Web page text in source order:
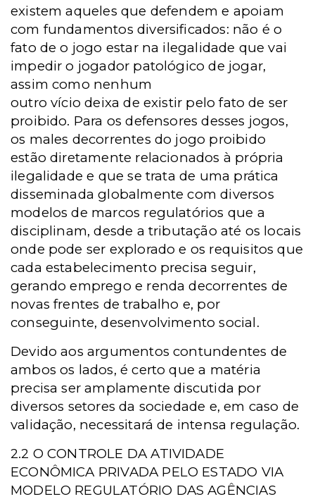
existem aqueles que defendem e apoiam
com fundamentos diversificados: não é o
fato de o jogo estar na ilegalidade que vai
impedir o jogador patológico de jogar,
assim como nenhum
outro vício deixa de existir pelo fato de ser
proibido. Para os defensores desses jogos,
os males decorrentes do jogo proibido
estão diretamente relacionados à própria
ilegalidade e que se trata de uma prática
disseminada globalmente com diversos
modelos de marcos regulatórios que a
disciplinam, desde a tributação até os locais
onde pode ser explorado e os requisitos que
cada estabelecimento precisa seguir,
gerando emprego e renda decorrentes de
novas frentes de trabalho e, por
conseguinte, desenvolvimento social.
Devido aos argumentos contundentes de
ambos os lados, é certo que a matéria
precisa ser amplamente discutida por
diversos setores da sociedade e, em caso de
validação, necessitará de intensa regulação.
2.2 O CONTROLE DA ATIVIDADE
ECONÔMICA PRIVADA PELO ESTADO VIA
MODELO REGULATÓRIO DAS AGÊNCIAS